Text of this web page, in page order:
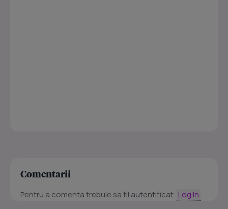
Comentarii
Pentru a comenta trebuie sa fii autentificat. Log in